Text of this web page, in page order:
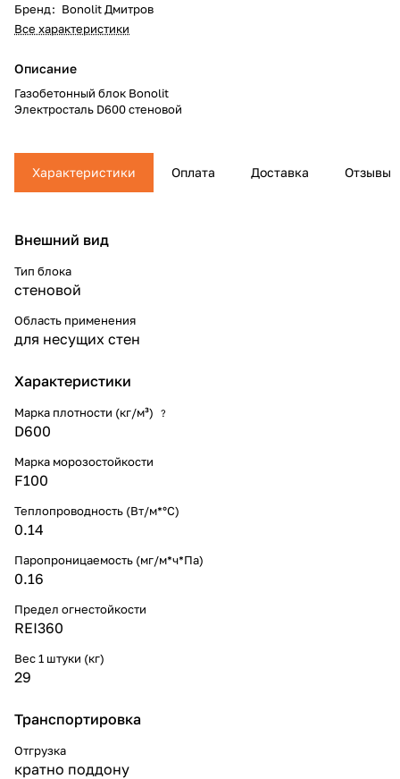
Бренд: Bonolit Дмитров
Все характеристики
Описание
Газобетонный блок Bonolit
Электросталь D600 стеновой
Характеристики Оплата Доставка Отзывы
Внешний вид
Тип блока
стеновой
Область применения
для несущих стен
Характеристики
Марка плотности (кг/м³) ?
D600
Марка морозостойкости
F100
Теплопроводность (Вт/м*°С)
0.14
Паропроницаемость (мг/м*ч*Па)
0.16
Предел огнестойкости
REI360
Вес 1 штуки (кг)
29
Транспортировка
Отгрузка
кратно поддону